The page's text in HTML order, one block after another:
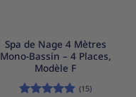
Spa de Nage 4 Mètres
Mono-Bassin – 4 Places,
Modèle F
(15)